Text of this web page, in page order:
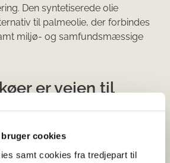
bruger cookies
samt cookies fra tredjepart til
Den syntetiserede olie
til palmeolie, der forbindes
miljø- og samfundsmæssige
er vejen til
velfærd og
leve malkekoen)